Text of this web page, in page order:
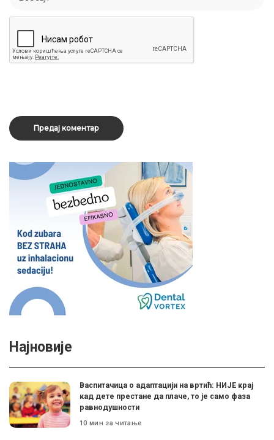
Најновије
Васпитачица о адаптацији на вртић: НИЈЕ крај
кад дете престане да плаче, то је само фаза
равнодушности
10 мин за читање